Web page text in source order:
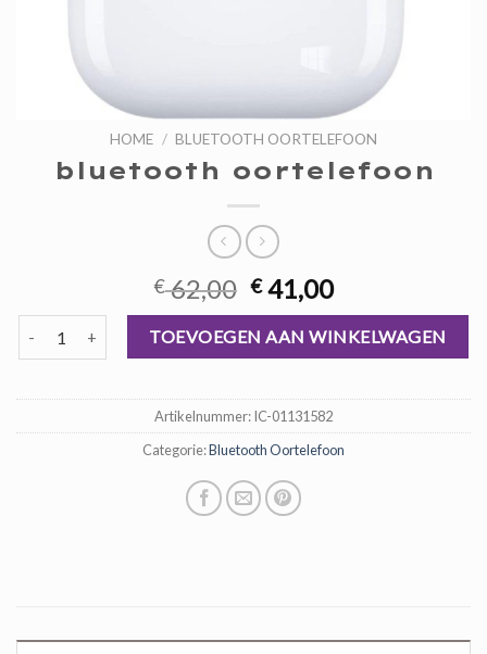
HOME / BLUETOOTH OORTELEFOON
bluetooth oortelefoon
€62,00 Oorspronkelijke
prijs
was:
€ 62,00.
€41,00Huidige
prijs
is:
€ 41,00.
bluetooth oortelefoon aantalTOEVOEGEN AAN WINKELWAGEN
Artikelnummer:IC-01131582
Categorie:Bluetooth Oortelefoon